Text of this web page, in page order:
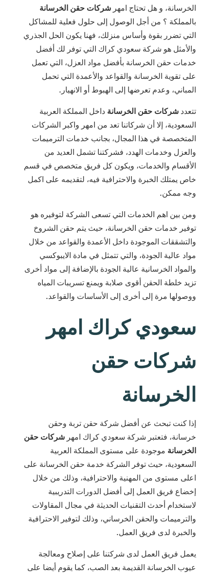
الخرسانة، و هل تحتاج امهر شركات حقن الخرسانة
بالمملكة ؟ من أجل الوصول إلى حلول فعلية للمشاكل
التي تضرر بقوة وأساس منزلك، فهنا يكون الحل الجذري
والأمثل هو شركة سعودي كراك التي توفر لك أفضل
خدمات حقن الخرسانة بأفضل مواد العزل، التي تعمل
على تقوية الخرسانة والقواعد والأعمدة التي تحمل
المباني، وعدم تعرضها إلى الهبوط أو الانهيار.
تتعدد شركات حقن الخرسانة داخل المملكة العربية
السعودية، إلا أن شركاتنا تعد من امهر واكبر الشركات
المتخصصة في هذا المجال، بجانب خدمات الترميمات
والعزل وخدمات الهدد، فشركتنا تشمل العديد من
الأقسام والخدمات، ويكون كل فريق متخصص في قسم
خاص يمتلك الخبرة والاحترافية فيه، لتقديمه على اكمل
وجه ممكن.
ومن بين اهم الخدمات التي تسعى الشركة لتوفيره هو
توفير خدمات حقن الخرسانة، حيث يتم حقن الشروخ
والتشققات الموجودة داخل الأعمدة والقواعد من خلال
مواد عالية الجودة، والتي تتمثل في مادة الايبوكسي
والمواد الخرسانية عالية الجودة بالإضافة إلى مواد أخرى
تزيد خلطة الحقن أقوى صلابة ويمنع تسريبات المياه
ووصولها مرة إلى أخرى إلى الأساسات والقواعد.
سعودي كراك امهر
شركات حقن
الخرسانة
إذا كنت تبحث عن أفضل شركة حقن تربة وحقن
خرسانة، فتعتبر شركة سعودي كراك امهر شركات حقن
الخرسانة موجودة على مستوى المملكة العربية
السعودية، حيث توفر الشركة خدمة حقن الخرسانة على
اعلى مستوى من المهنية والاحترافية، وذلك من خلال
إخضاع فريق العمل إلى أفضل الدورات التدريبية
لاستخدام أحدث التقنيات الحديثة في مجال المقاولات
والترميمات والحقن الخرساني، وذلك لتوفير الاحترافية
والخبرة لدى فريق العمل.
يعمل فريق العمل لدى شركتنا على إصلاح ومعالجة
عيوب الخرسانة القديمة بعد الصب، كما يقوم أيضا على